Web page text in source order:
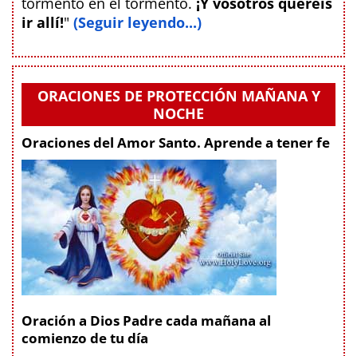
ir allí!" (Seguir leyendo...)
ORACIONES DE PROTECCIÓN MAÑANA Y
NOCHE
Oraciones del Amor Santo. Aprende a tener fe
Oración a Dios Padre cada mañana al
comienzo de tu día